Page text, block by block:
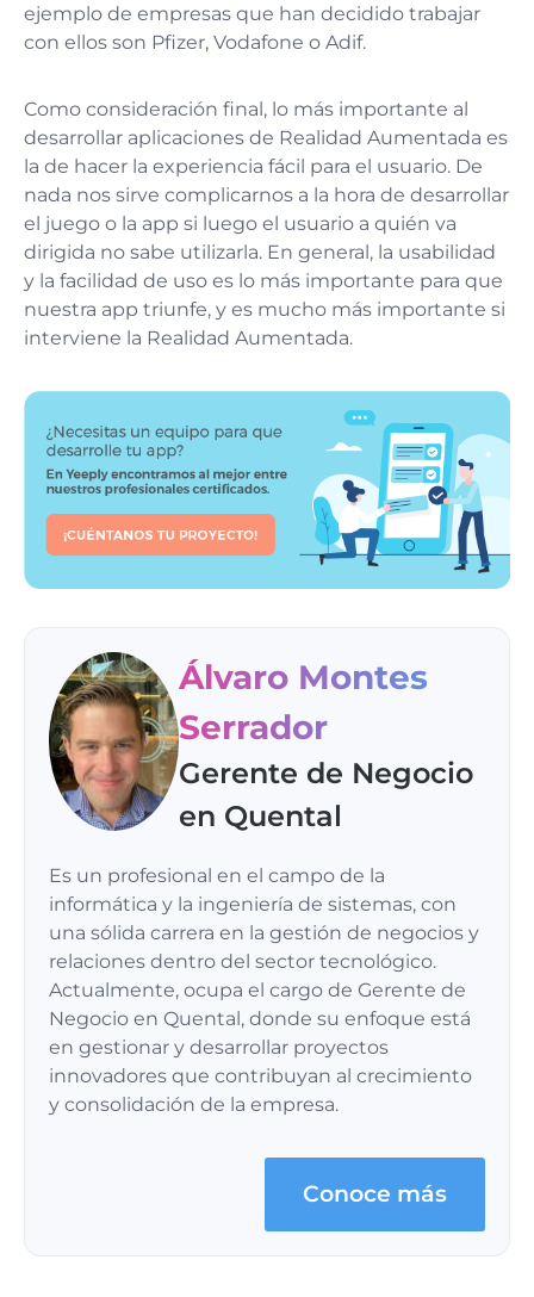
ejemplo de empresas que han decidido trabajar
con ellos son Pfizer, Vodafone o Adif.
Como consideración final, lo más importante al
desarrollar aplicaciones de Realidad Aumentada es
la de hacer la experiencia fácil para el usuario. De
nada nos sirve complicarnos a la hora de desarrollar
el juego o la app si luego el usuario a quién va
dirigida no sabe utilizarla. En general, la usabilidad
y la facilidad de uso es lo más importante para que
nuestra app triunfe, y es mucho más importante si
interviene la Realidad Aumentada.
Álvaro Montes
Serrador
Gerente de Negocio
en Quental
Es un profesional en el campo de la
informática y la ingeniería de sistemas, con
una sólida carrera en la gestión de negocios y
relaciones dentro del sector tecnológico.
Actualmente, ocupa el cargo de Gerente de
Negocio en Quental, donde su enfoque está
en gestionar y desarrollar proyectos
innovadores que contribuyan al crecimiento
y consolidación de la empresa.
Conoce más